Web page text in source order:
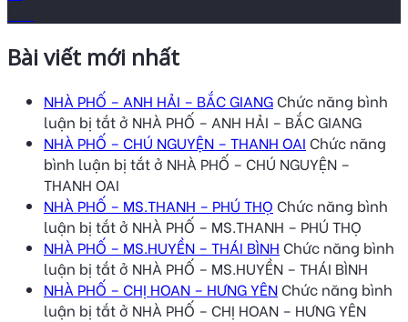
Bài viết mới nhất
NHÀ PHỐ – ANH HẢI – BẮC GIANG Chức năng bình
luận bị tắtở NHÀ PHỐ – ANH HẢI – BẮC GIANG
NHÀ PHỐ – CHÚ NGUYỆN – THANH OAI Chức năng
bình luận bị tắtở NHÀ PHỐ – CHÚ NGUYỆN –
THANH OAI
NHÀ PHỐ – MS.THANH – PHÚ THỌ Chức năng bình
luận bị tắtở NHÀ PHỐ – MS.THANH – PHÚ THỌ
NHÀ PHỐ – MS.HUYỀN – THÁI BÌNH Chức năng bình
luận bị tắtở NHÀ PHỐ – MS.HUYỀN – THÁI BÌNH
NHÀ PHỐ – CHỊ HOAN – HƯNG YÊN Chức năng bình
luận bị tắtở NHÀ PHỐ – CHỊ HOAN – HƯNG YÊN